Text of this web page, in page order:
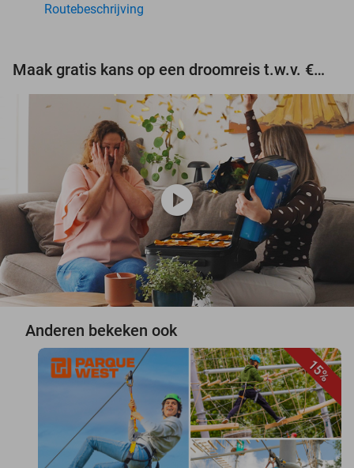
Routebeschrijving
Maak gratis kans op een droomreis t.w.v. €3.000!
play_circle
Anderen bekeken ook
15%